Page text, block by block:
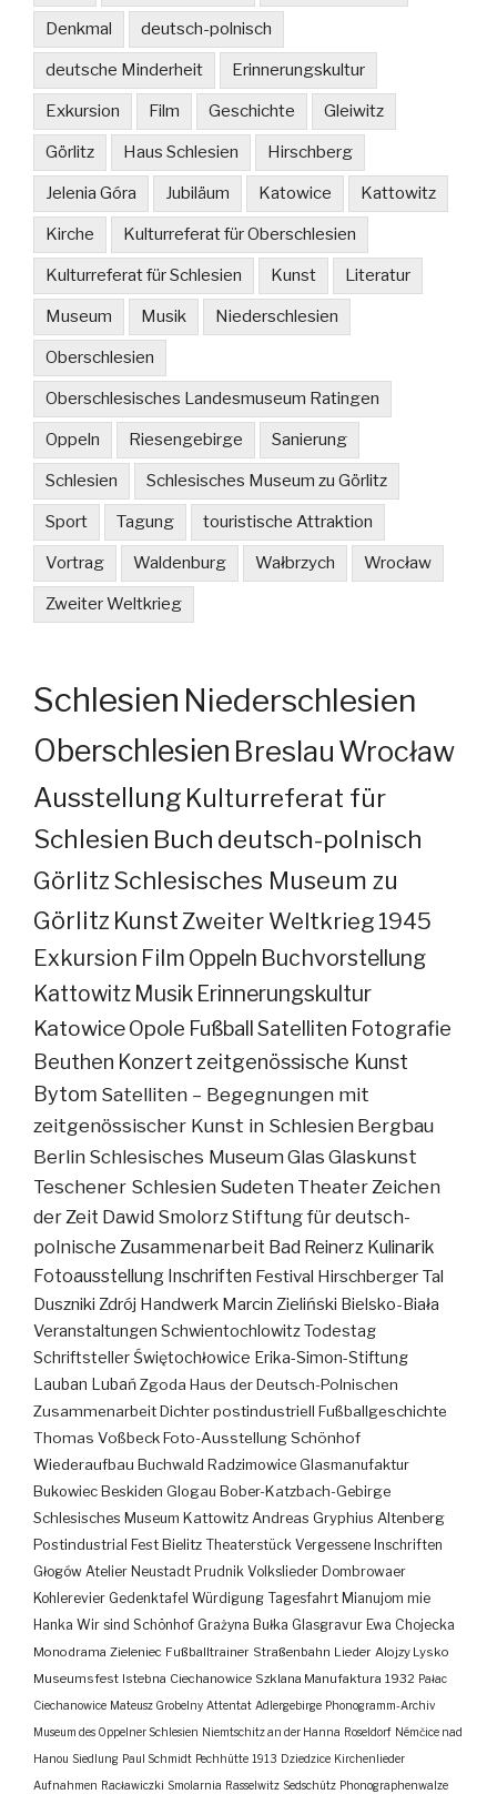
Denkmal deutsch-polnisch
deutsche Minderheit Erinnerungskultur
Exkursion Film Geschichte Gleiwitz
Görlitz Haus Schlesien Hirschberg
Jelenia Góra Jubiläum Katowice Kattowitz
Kirche Kulturreferat für Oberschlesien
Kulturreferat für Schlesien Kunst Literatur
Museum Musik Niederschlesien
Oberschlesien
Oberschlesisches Landesmuseum Ratingen
Oppeln Riesengebirge Sanierung
Schlesien Schlesisches Museum zu Görlitz
Sport Tagung touristische Attraktion
Vortrag Waldenburg Wałbrzych Wrocław
Zweiter Weltkrieg
Schlesien Niederschlesien
Oberschlesien Breslau Wrocław
Ausstellung Kulturreferat für
Schlesien Buch deutsch-polnisch
GörlitzSchlesisches Museum zu
Görlitz KunstZweiter Weltkrieg 1945
Exkursion Film Oppeln Buchvorstellung
Kattowitz Musik Erinnerungskultur
KatowiceOpole FußballSatelliten Fotografie
Beuthen Konzertzeitgenössische Kunst
Bytom Satelliten – Begegnungen mit
zeitgenössischer Kunst in Schlesien Bergbau
Berlin Schlesisches MuseumGlas Glaskunst
Teschener Schlesien Sudeten TheaterZeichen
der Zeit Dawid SmolorzStiftung für deutsch-
polnische Zusammenarbeit Bad Reinerz Kulinarik
Fotoausstellung Inschriften Festival Hirschberger Tal
Duszniki Zdrój Handwerk Marcin Zieliński Bielsko-Biała
Veranstaltungen SchwientochlowitzTodestag
SchriftstellerŚwiętochłowice Erika-Simon-Stiftung
Lauban LubańZgoda Haus der Deutsch-Polnischen
ZusammenarbeitDichterpostindustriell Fußballgeschichte
Thomas VoßbeckFoto-AusstellungSchönhof
Wiederaufbau Buchwald Radzimowice Glasmanufaktur
Bukowiec Beskiden Glogau Bober-Katzbach-Gebirge
Schlesisches Museum Kattowitz Andreas Gryphius Altenberg
Postindustrial Fest Bielitz Theaterstück Vergessene Inschriften
Głogów Atelier Neustadt Prudnik Volkslieder Dombrowaer
Kohlerevier Gedenktafel Würdigung Tagesfahrt Mianujom mie
Hanka Wir sind Schönhof Grażyna Bułka Glasgravur Ewa Chojecka
Monodrama Zieleniec Fußballtrainer Straßenbahn Lieder Alojzy Lysko
Museumsfest Istebna Ciechanowice Szklana Manufaktura 1932 Pałac
Ciechanowice Mateusz Grobelny Attentat Adlergebirge Phonogramm-Archiv
Museum des Oppelner Schlesien Niemtschitz an der Hanna Roseldorf Némčice nad
Hanou Siedlung Paul Schmidt Pechhütte 1913 Dziedzice Kirchenlieder
Aufnahmen Racławiczki Smolarnia Rasselwitz Sedschütz Phonographenwalze